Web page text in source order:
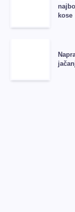
kose